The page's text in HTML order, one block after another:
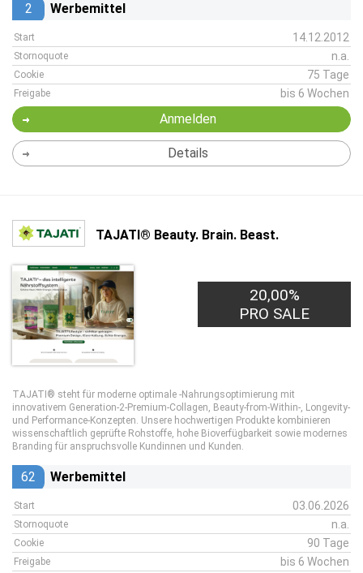
2 Werbemittel
Start 14.12.2012
Stornoquote n.a.
Cookie 75 Tage
Freigabe bis 6 Wochen
Anmelden
Details
TAJATI® Beauty. Brain. Beast.
20,00%
PRO SALE
TAJATI® steht für moderne optimale -Nahrungsoptimierung mit
innovativem Generation-2-Premium-Collagen, Beauty-from-Within-, Longevity-
und Performance-Konzepten. Unsere hochwertigen Produkte kombinieren
wissenschaftlich geprüfte Rohstoffe, hohe Bioverfügbarkeit sowie modernes
Branding für anspruchsvolle Kundinnen und Kunden.
62 Werbemittel
Start 03.06.2026
Stornoquote n.a.
Cookie 90 Tage
Freigabe bis 6 Wochen